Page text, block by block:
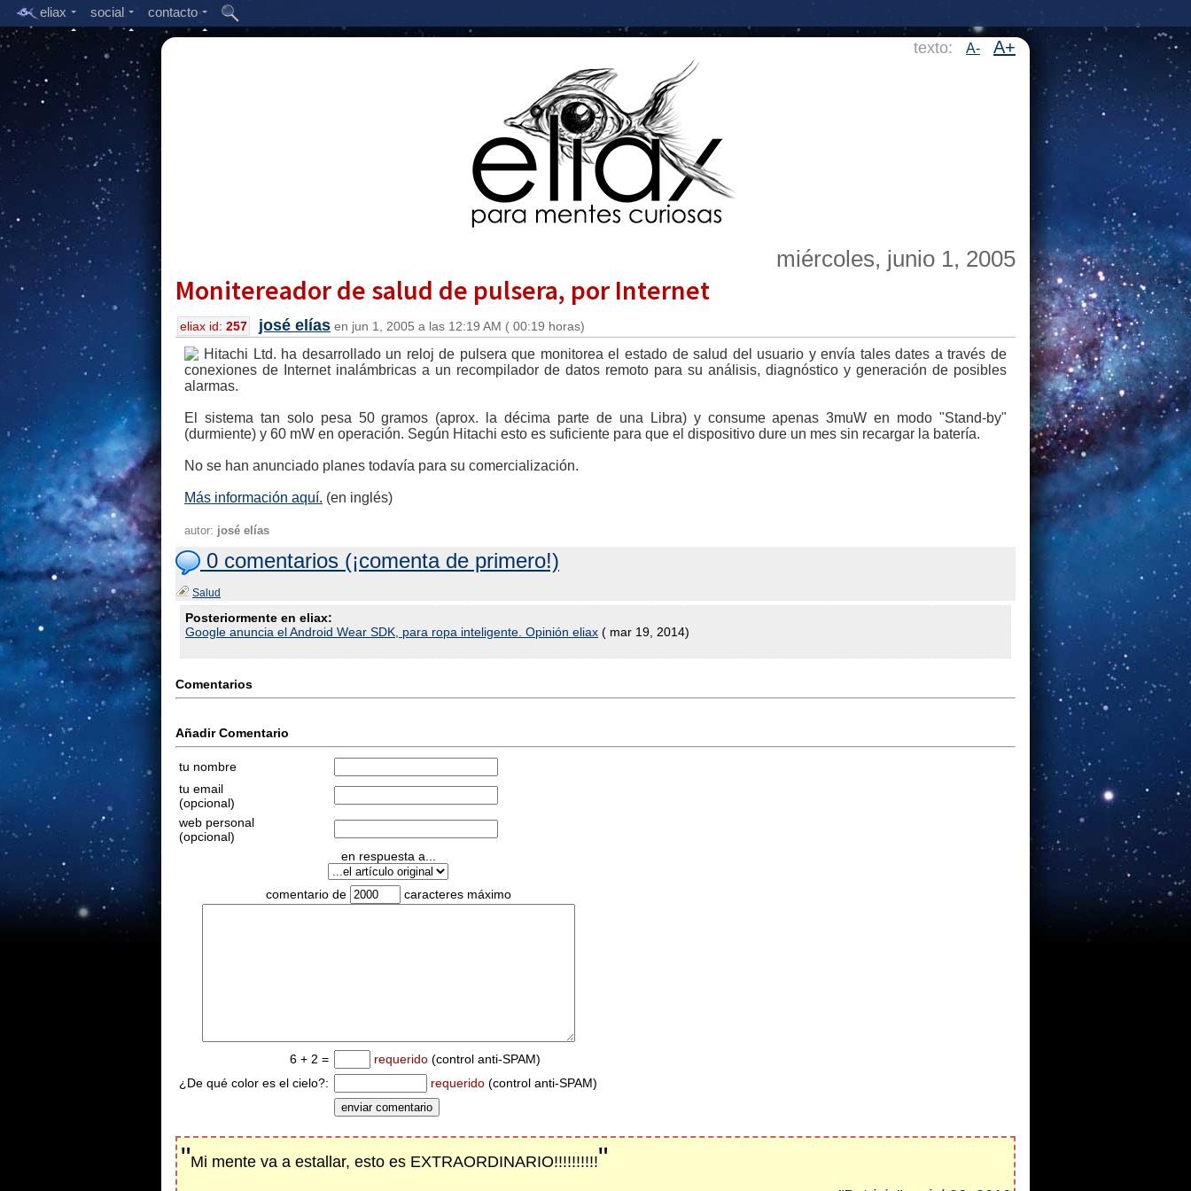
eliax social contacto
texto: A- A+
miércoles, junio 1, 2005
Monitereador de salud de pulsera, por Internet
eliax id: 257 josé elías en jun 1, 2005 a las 12:19 AM ( 00:19 horas)
Hitachi Ltd. ha desarrollado un reloj de pulsera que monitorea el estado de salud del usuario y enví­a tales dates a través de
conexiones de Internet inalámbricas a un recompilador de datos remoto para su análisis, diagnóstico y generación de posibles
alarmas.
El sistema tan solo pesa 50 gramos (aprox. la décima parte de una Libra) y consume apenas 3muW en modo "Stand-by"
(durmiente) y 60 mW en operación. Según Hitachi esto es suficiente para que el dispositivo dure un mes sin recargar la baterí­a.
No se han anunciado planes todaví­a para su comercialización.
Más información aquí­. (en inglés)
autor: josé elías
0 comentarios (¡comenta de primero!)
Salud
Posteriormente en eliax:
Google anuncia el Android Wear SDK, para ropa inteligente. Opinión eliax ( mar 19, 2014)
Comentarios
Añadir Comentario
tu nombre
tu email
(opcional)
web personal
(opcional)
en respuesta a...
comentario de caracteres máximo
6 + 2 = requerido (control anti-SPAM)
¿De qué color es el cielo?:
requerido (control anti-SPAM)
"Mi mente va a estallar, esto es EXTRAORDINARIO!!!!!!!!!!"